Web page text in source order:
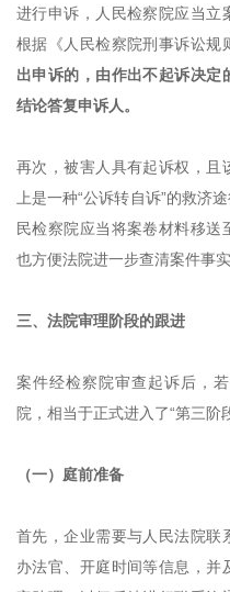
进行申诉，人民检察院应当立
根据《人民检察院刑事诉讼规
出申诉的，由作出不起诉决定
结论答复申诉人。
再次，被害人具有起诉权，且
上是一种“公诉转自诉”的救济
民检察院应当将案卷材料移送
也方便法院进一步查清案件事实
三、 法院审理阶段的跟进
案件经检察院审查起诉后，
院，相当于正式进入了“第三阶
（一）庭前准备
首先，企业需要与人民法院联
办法官、开庭时间等信息，并